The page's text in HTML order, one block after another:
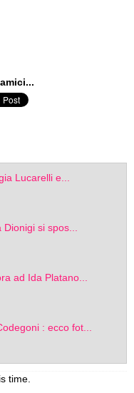
Lucarelli e...
si spos...
ad Ida Platano...
: ecco fot...
time.